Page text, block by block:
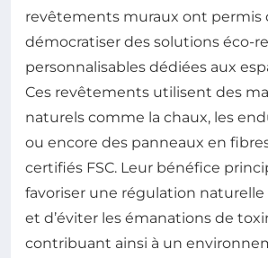
revêtements muraux ont permis
démocratiser des solutions éco-
personnalisables dédiées aux
Ces revêtements utilisent des
naturels comme la chaux, les
ou encore des panneaux en
certifiés FSC. Leur bénéfice
favoriser une régulation naturelle
et d’éviter les émanations de
contribuant ainsi à un